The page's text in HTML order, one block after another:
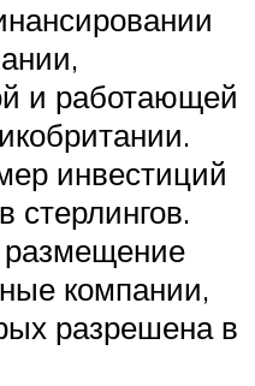
и работающей
инвестиций
стерлингов.
размещение
компании,
разрешена в